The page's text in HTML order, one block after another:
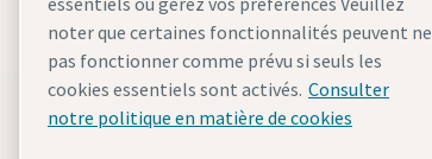
Solutions d'air comprimé
Fiches de données de sécurité
noter que certaines fonctionnalités peuvent ne
pas fonctionner comme prévu si seuls les
cookies essentiels sont activés. Consulter
notre politique en matière de cookies